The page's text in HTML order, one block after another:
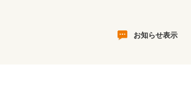
お知らせ表示